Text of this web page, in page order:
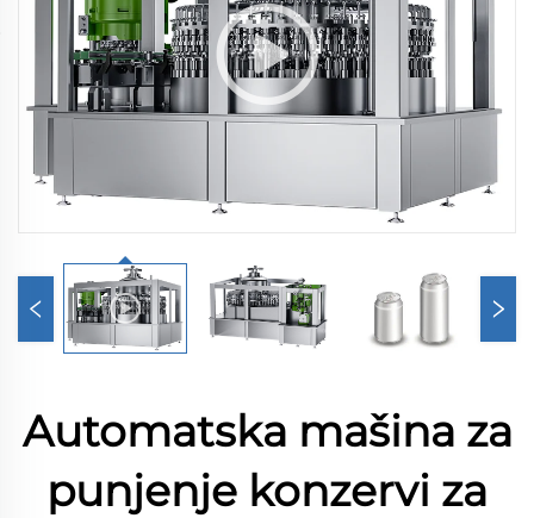
Automatska mašina za
punjenje konzervi za